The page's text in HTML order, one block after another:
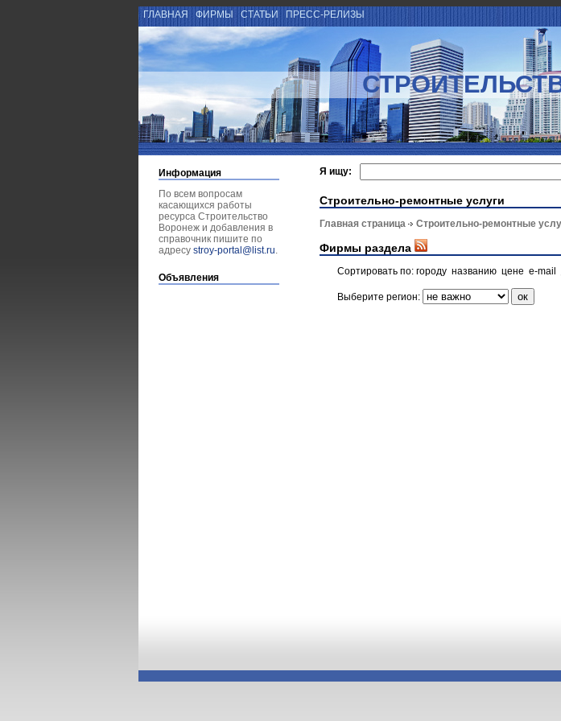
ГЛАВНАЯ ФИРМЫ СТАТЬИ ПРЕСС-РЕЛИЗЫ
Информация
По всем вопросам
касающихся работы
ресурса Строительство
Воронеж и добавления в
справочник пишите по
адресу stroy-portal@list.ru.
Объявления
Я ищу:
Строительно-ремонтные услуги
Главная страница Строительно-ремонтные
Фирмы раздела
Сортировать по: городу названию цене e-mail
Выберите регион: